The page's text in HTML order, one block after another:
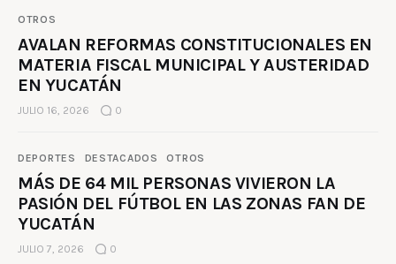
OTROS
AVALAN REFORMAS CONSTITUCIONALES EN
MATERIA FISCAL MUNICIPAL Y AUSTERIDAD
EN YUCATÁN
JULIO 16, 2026 0
DEPORTES DESTACADOS OTROS
MÁS DE 64 MIL PERSONAS VIVIERON LA
PASIÓN DEL FÚTBOL EN LAS ZONAS FAN DE
YUCATÁN
JULIO 7, 2026 0